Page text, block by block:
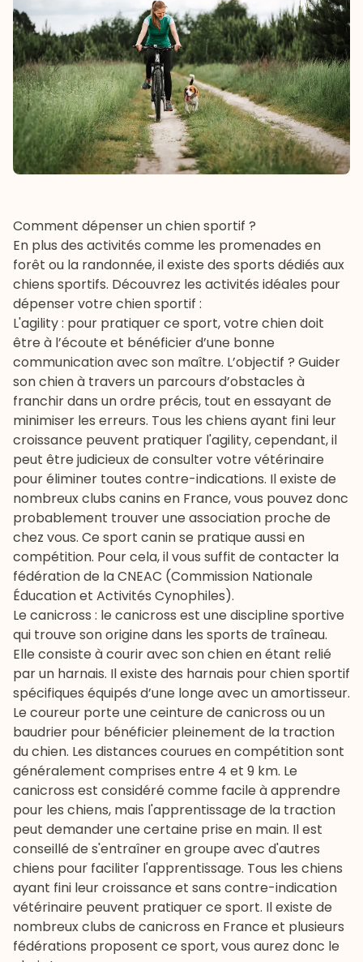
Comment dépenser un chien sportif ?
En plus des activités comme les promenades en
forêt ou la randonnée, il existe des sports dédiés aux
chiens sportifs. Découvrez les activités idéales pour
dépenser votre chien sportif :
L'agility: pour pratiquer ce sport, votre chien doit
être à l’écoute et bénéficier d’une bonne
communication avec son maître. L’objectif ? Guider
son chien à travers un parcours d’obstacles à
franchir dans un ordre précis, tout en essayant de
minimiser les erreurs. Tous les chiens ayant fini leur
croissance peuvent pratiquer l'agility, cependant, il
peut être judicieux de consulter votre vétérinaire
pour éliminer toutes contre-indications. Il existe de
nombreux clubs canins en France, vous pouvez donc
probablement trouver une association proche de
chez vous. Ce sport canin se pratique aussi en
compétition. Pour cela, il vous suffit de contacter la
fédération de la CNEAC (Commission Nationale
Éducation et Activités Cynophiles).
Le canicross : le canicross est une discipline sportive
qui trouve son origine dans les sports de traîneau.
Elle consiste à courir avec son chien en étant relié
par un harnais. Il existe des harnais pour chien sportif
spécifiques équipés d’une longe avec un amortisseur.
Le coureur porte une ceinture de canicross ou un
baudrier pour bénéficier pleinement de la traction
du chien. Les distances courues en compétition sont
généralement comprises entre 4 et 9 km. Le
canicross est considéré comme facile à apprendre
pour les chiens, mais l'apprentissage de la traction
peut demander une certaine prise en main. Il est
conseillé de s'entraîner en groupe avec d'autres
chiens pour faciliter l'apprentissage. Tous les chiens
ayant fini leur croissance et sans contre-indication
vétérinaire peuvent pratiquer ce sport. Il existe de
nombreux clubs de canicross en France et plusieurs
fédérations proposent ce sport, vous aurez donc le